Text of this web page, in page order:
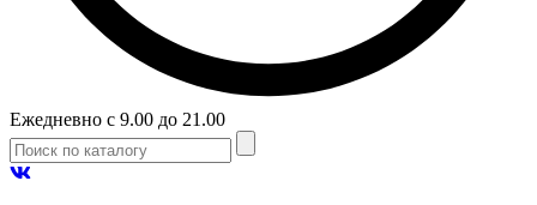
Ежедневно с 9.00 до 21.00